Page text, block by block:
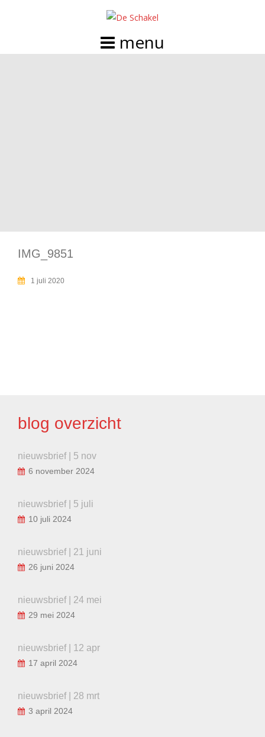
IMG_9851
1 juli 2020
blog overzicht
nieuwsbrief | 5 nov
6 november 2024
nieuwsbrief | 5 juli
10 juli 2024
nieuwsbrief | 21 juni
26 juni 2024
nieuwsbrief | 24 mei
29 mei 2024
nieuwsbrief | 12 apr
17 april 2024
nieuwsbrief | 28 mrt
3 april 2024